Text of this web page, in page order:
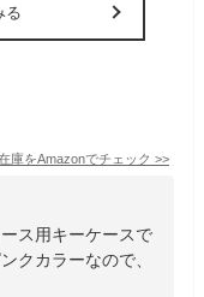
る
庫をAmazonでチェック >>
ス用キーケースで
クカラーなので、